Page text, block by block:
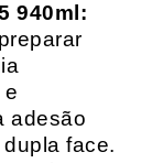
940ml:
e
adesão
face.